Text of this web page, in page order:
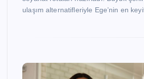
ulaşım alternatifleriyle Ege’nin en